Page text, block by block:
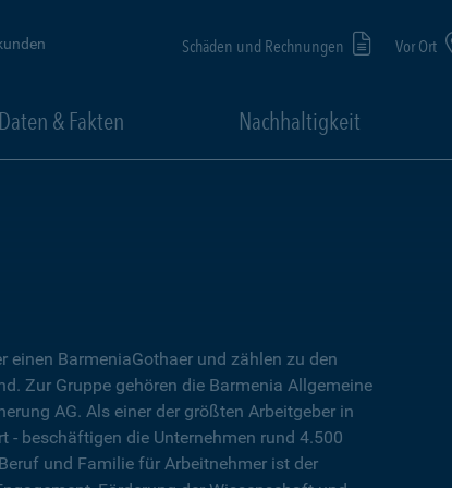
Schäden und Rechnungen Vor Ort
Daten & Fakten Nachhaltigkeit
einen BarmeniaGothaer und zählen zu den
Zur Gruppe gehören die Barmenia Allgemeine
AG. Als einer der größten Arbeitgeber in
beschäftigen die Unternehmen rund 4.500
und Familie für Arbeitnehmer ist der